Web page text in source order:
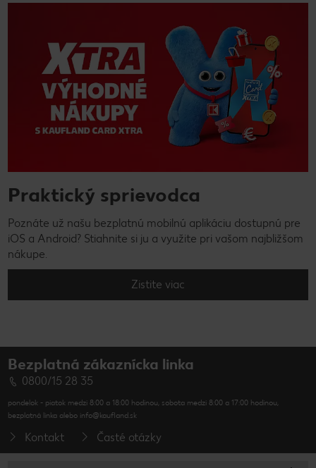
Praktický sprievodca
Poznáte už našu bezplatnú mobilnú aplikáciu dostupnú pre
iOS a Android? Stiahnite si ju a využite pri vašom najbližšom
nákupe.
Zistite viac
Bezplatná zákaznícka linka
0800/15 28 35
pondelok - piatok medzi 8:00 a 18:00 hodinou, sobota medzi 8:00 a 17:00 hodinou,
bezplatná linka alebo info@kaufland.sk
Kontakt Časté otázky